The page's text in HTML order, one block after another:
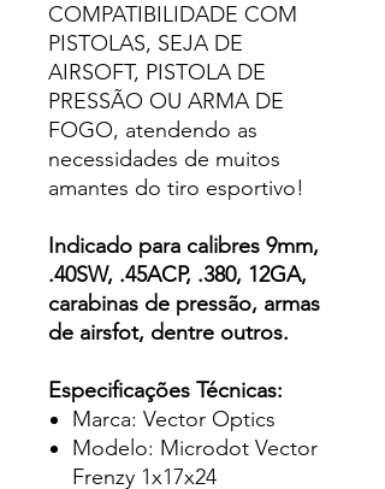
COMPATIBILIDADE COM
PISTOLAS, SEJA DE
AIRSOFT, PISTOLA DE
PRESSÃO OU ARMA DE
FOGO, atendendo as
necessidades de muitos
amantes do tiro esportivo!
Indicado para calibres 9mm,
.40SW, .45ACP, .380, 12GA,
carabinas de pressão, armas
de airsfot, dentre outros.
Especificações Técnicas:
Marca: Vector Optics
Modelo: Microdot Vector
Frenzy 1x17x24